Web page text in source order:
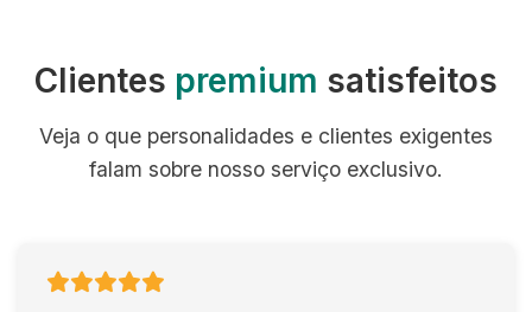
Clientes premium satisfeitos
Veja o que personalidades e clientes exigentes
falam sobre nosso serviço exclusivo.